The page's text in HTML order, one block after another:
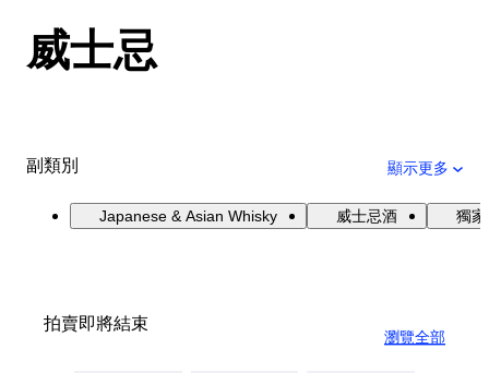
威士忌
副類別 顯示更多
Japanese & Asian Whisky 威士忌酒 獨
拍賣即將結束
瀏覽全部